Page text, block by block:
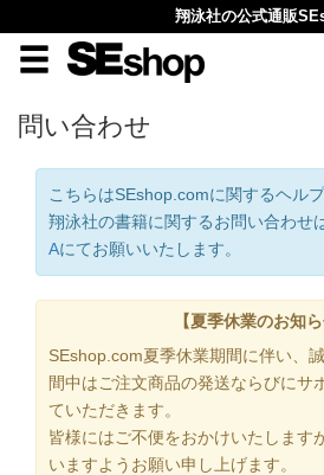
翔泳社の公式通販
問い合わせ
こちらはSEshop.comに関するヘルプ
翔泳社の書籍に関するお問い合わせは
Aにてお願いいたします。
【夏季休業のお知ら
SEshop.com夏季休業期間に伴い、
間中はご注文商品の発送ならびにサ
ていただきます。
皆様にはご不便をおかけいたします
いますようお願い申し上げます。